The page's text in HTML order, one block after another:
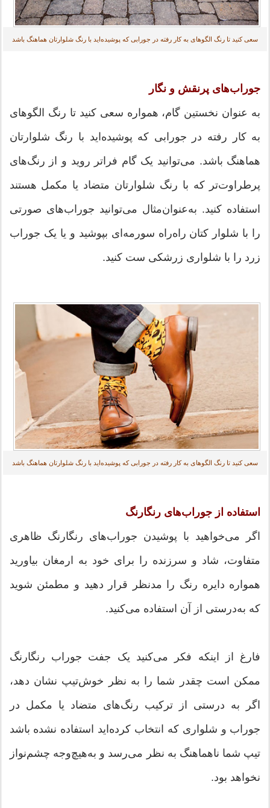
سعی کنید تا رنگ الگوهای به کار رفته در جورابی که پوشیده‌اید با رنگ شلوارتان هماهنگ باشد
جوراب‌های پرنقش‌ و نگار
به عنوان نخستین گام، همواره سعی کنید تا رنگ الگوهای
به کار رفته در جورابی که پوشیده‌اید با رنگ شلوارتان
هماهنگ باشد. می‌توانید یک گام فراتر روید و از رنگ‌های
پرطراوت‌تر که با رنگ شلوارتان متضاد یا مکمل هستند
استفاده کنید. به‌عنوان‌مثال می‌توانید جوراب‌های صورتی
را با شلوار کتان راه‌راه سورمه‌ای بپوشید و یا یک جوراب
زرد را با شلواری زرشکی ست کنید.
سعی کنید تا رنگ الگوهای به کار رفته در جورابی که پوشیده‌اید با رنگ شلوارتان هماهنگ باشد
استفاده از جوراب‌های رنگارنگ
اگر می‌خواهید با پوشیدن جوراب‌های رنگارنگ ظاهری
متفاوت، شاد و سرزنده را برای خود به ارمغان بیاورید
همواره دایره رنگ را مدنظر قرار دهید و مطمئن شوید
که به‌درستی از آن استفاده می‌کنید.
فارغ از اینکه فکر می‌کنید یک جفت جوراب رنگارنگ
ممکن است چقدر شما را به نظر خوش‌تیپ نشان دهد،
اگر به درستی از ترکیب رنگ‌های متضاد یا مکمل در
جوراب و شلواری که انتخاب کرده‌اید استفاده ‌نشده باشد
تیپ شما ناهماهنگ به نظر می‌رسد و به‌هیچ‌وجه چشم‌نواز
نخواهد بود.